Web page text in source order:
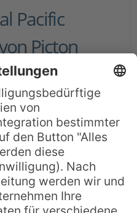
Pacific
Picton
für
gibt kaum eine
atemberaubende
zu entdecken, als
wir bereits den